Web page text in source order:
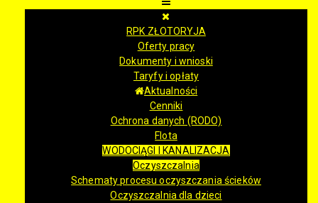
RPK ZŁOTORYJA
Oferty pracy
Dokumenty i wnioski
Taryfy i opłaty
Aktualności
Cenniki
Ochrona danych (RODO)
Flota
WODOCIĄGI I KANALIZACJA
Oczyszczalnia
Schematy procesu oczyszczania ścieków
Oczyszczalnia dla dzieci